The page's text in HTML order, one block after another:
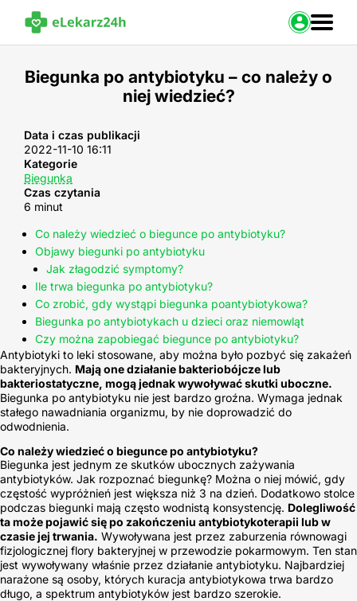
Zaloguj
Biegunka po antybiotyku – co należy o
niej wiedzieć?
Data i czas publikacji
2022-11-10 16:11
Kategorie
Biegunka
Czas czytania
6 minut
Co należy wiedzieć o biegunce po antybiotyku?
Objawy biegunki po antybiotyku
Jak złagodzić symptomy?
Ile trwa biegunka po antybiotyku?
Co zrobić, gdy wystąpi biegunka poantybiotykowa?
Biegunka po antybiotykach u dzieci oraz niemowląt
Czy można zapobiegać biegunce po antybiotyku?
Antybiotyki to leki stosowane, aby można było pozbyć się zakażeń
bakteryjnych. Mają one działanie bakteriobójcze lub
bakteriostatyczne, mogą jednak wywoływać skutki uboczne.
Biegunka po antybiotyku nie jest bardzo groźna. Wymaga jednak
stałego nawadniania organizmu, by nie doprowadzić do
odwodnienia.
Co należy wiedzieć o biegunce po antybiotyku?
Biegunka jest jednym ze skutków ubocznych zażywania
antybiotyków. Jak rozpoznać biegunkę? Można o niej mówić, gdy
częstość wypróżnień jest większa niż 3 na dzień. Dodatkowo stolce
podczas biegunki mają często wodnistą konsystencję. Dolegliwość
ta może pojawić się po zakończeniu antybiotykoterapii lub w
czasie jej trwania. Wywoływana jest przez zaburzenia równowagi
fizjologicznej flory bakteryjnej w przewodzie pokarmowym. Ten stan
jest wywoływany właśnie przez działanie antybiotyku. Najbardziej
narażone są osoby, których kuracja antybiotykowa trwa bardzo
długo, a spektrum antybiotyków jest bardzo szerokie.